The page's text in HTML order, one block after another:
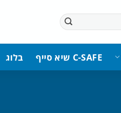
C-SAFE שיא סייף בלוג